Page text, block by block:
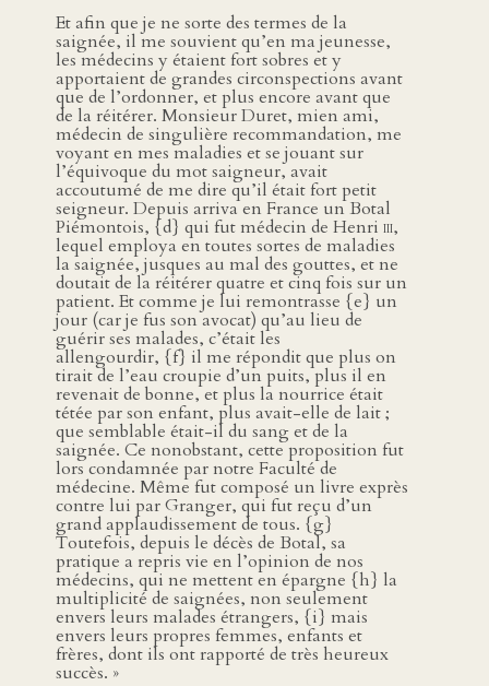
Et afin que je ne sorte des termes de la
saignée, il me souvient qu’en ma jeunesse,
les médecins y étaient fort sobres et y
apportaient de grandes circonspections avant
que de l’ordonner, et plus encore avant que
de la réitérer. Monsieur Duret, mien ami,
médecin de singulière recommandation, me
voyant en mes maladies et se jouant sur
l’équivoque du mot saigneur, avait
accoutumé de me dire qu’il était fort petit
seigneur. Depuis arriva en France un Botal
Piémontois, {d} qui fut médecin de Henri iii,
lequel employa en toutes sortes de maladies
la saignée, jusques au mal des gouttes, et ne
doutait de la réitérer quatre et cinq fois sur un
patient. Et comme je lui remontrasse {e} un
jour (car je fus son avocat) qu’au lieu de
guérir ses malades, c’était les
allengourdir, {f} il me répondit que plus on
tirait de l’eau croupie d’un puits, plus il en
revenait de bonne, et plus la nourrice était
tétée par son enfant, plus avait-elle de lait ;
que semblable était-il du sang et de la
saignée. Ce nonobstant, cette proposition fut
lors condamnée par notre Faculté de
médecine. Même fut composé un livre exprès
contre lui par Granger, qui fut reçu d’un
grand applaudissement de tous. {g}
Toutefois, depuis le décès de Botal, sa
pratique a repris vie en l’opinion de nos
médecins, qui ne mettent en épargne {h} la
multiplicité de saignées, non seulement
envers leurs malades étrangers, {i} mais
envers leurs propres femmes, enfants et
frères, dont ils ont rapporté de très heureux
succès. »